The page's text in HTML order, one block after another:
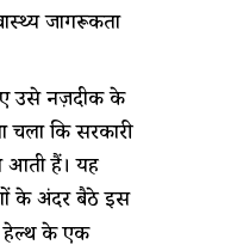
जागरूकता
उसे नज़दीक के
चला कि सरकारी
आती हैं। यह
के अंदर बैठे इस
हेल्थ के एक